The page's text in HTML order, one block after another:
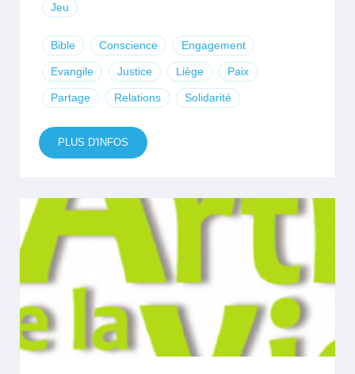
Jeu
Bible Conscience Engagement
Evangile Justice Liège Paix
Partage Relations Solidarité
PLUS D'INFOS